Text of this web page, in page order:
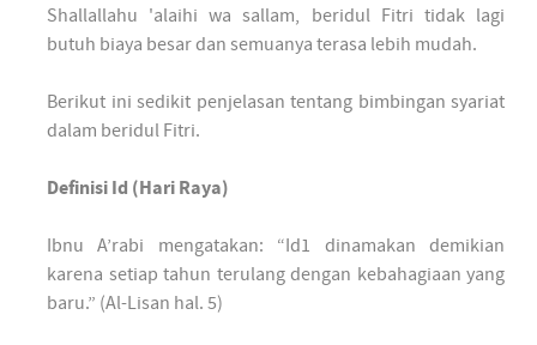
Shallallahu 'alaihi wa sallam, beridul Fitri tidak lagi
butuh biaya besar dan semuanya terasa lebih mudah.
Berikut ini sedikit penjelasan tentang bimbingan syariat
dalam beridul Fitri.
Definisi Id (Hari Raya)
Ibnu A’rabi mengatakan: “Id1 dinamakan demikian
karena setiap tahun terulang dengan kebahagiaan yang
baru.” (Al-Lisan hal. 5)